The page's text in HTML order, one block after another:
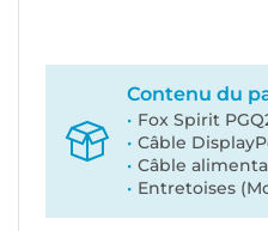
Contenu du
Fox Spirit
Câble
Câble
Entretoises